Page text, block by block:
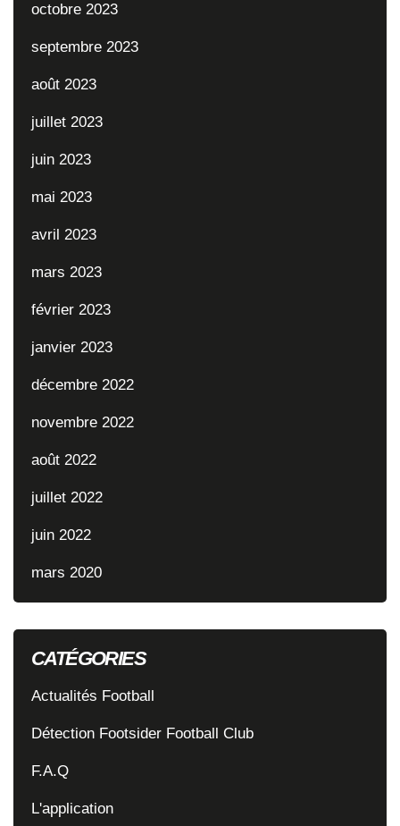
octobre 2023
septembre 2023
août 2023
juillet 2023
juin 2023
mai 2023
avril 2023
mars 2023
février 2023
janvier 2023
décembre 2022
novembre 2022
août 2022
juillet 2022
juin 2022
mars 2020
CATÉGORIES
Actualités Football
Détection Footsider Football Club
F.A.Q
L'application